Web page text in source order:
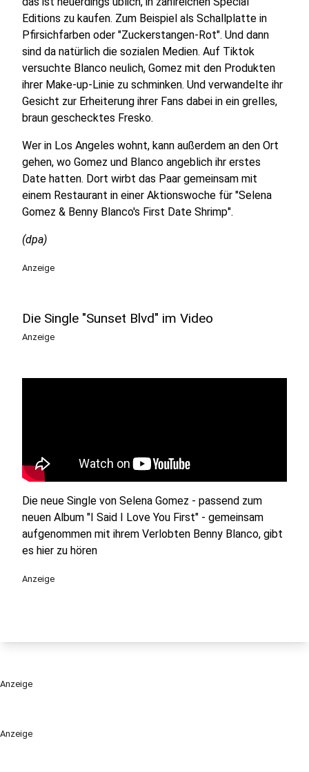
Anzeige
Editions zu kaufen. Zum Beispiel als Schallplatte in
Pfirsichfarben oder "Zuckerstangen-Rot". Und dann
sind da natürlich die sozialen Medien. Auf Tiktok
versuchte Blanco neulich, Gomez mit den Produkten
ihrer Make-up-Linie zu schminken. Und verwandelte ihr
Gesicht zur Erheiterung ihrer Fans dabei in ein grelles,
braun geschecktes Fresko.
Wer in Los Angeles wohnt, kann außerdem an den Ort
gehen, wo Gomez und Blanco angeblich ihr erstes
Date hatten. Dort wirbt das Paar gemeinsam mit
einem Restaurant in einer Aktionswoche für "Selena
Gomez & Benny Blanco's First Date Shrimp".
(dpa)
Anzeige
Die Single "Sunset Blvd" im Video
Anzeige
Die neue Single von Selena Gomez - passend zum
neuen Album "I Said I Love You First" - gemeinsam
aufgenommen mit ihrem Verlobten Benny Blanco, gibt
es hier zu hören
Anzeige
Anzeige